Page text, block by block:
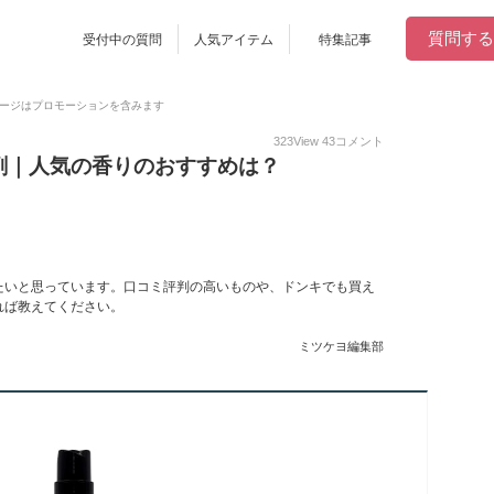
受付中の質問 人気アイテム 特集記事 質問する
ジはプロモーションを含みます
323View 43コメント
人気の香りのおすすめは？
と思っています。口コミ評判の高いものや、ドンキでも買え
教えてください。
ミツケヨ編集部